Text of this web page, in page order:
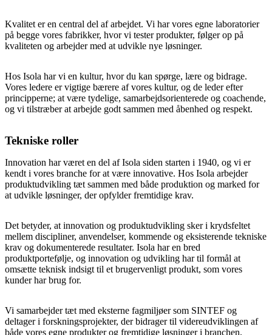
Kvalitet er en central del af arbejdet. Vi har vores egne laboratorier
på begge vores fabrikker, hvor vi tester produkter, følger op på
kvaliteten og arbejder med at udvikle nye løsninger.
Hos Isola har vi en kultur, hvor du kan spørge, lære og bidrage.
Vores ledere er vigtige bærere af vores kultur, og de leder efter
principperne; at være tydelige, samarbejdsorienterede og coachende,
og vi tilstræber at arbejde godt sammen med åbenhed og respekt.
Tekniske roller
Innovation har været en del af Isola siden starten i 1940, og vi er
kendt i vores branche for at være innovative. Hos Isola arbejder
produktudvikling tæt sammen med både produktion og marked for
at udvikle løsninger, der opfylder fremtidige krav.
Det betyder, at innovation og produktudvikling sker i krydsfeltet
mellem discipliner, anvendelser, kommende og eksisterende tekniske
krav og dokumenterede resultater. Isola har en bred
produktportefølje, og innovation og udvikling har til formål at
omsætte teknisk indsigt til et brugervenligt produkt, som vores
kunder har brug for.
Vi samarbejder tæt med eksterne fagmiljøer som SINTEF og
deltager i forskningsprojekter, der bidrager til videreudviklingen af ​​
både vores egne produkter og fremtidige løsninger i branchen.